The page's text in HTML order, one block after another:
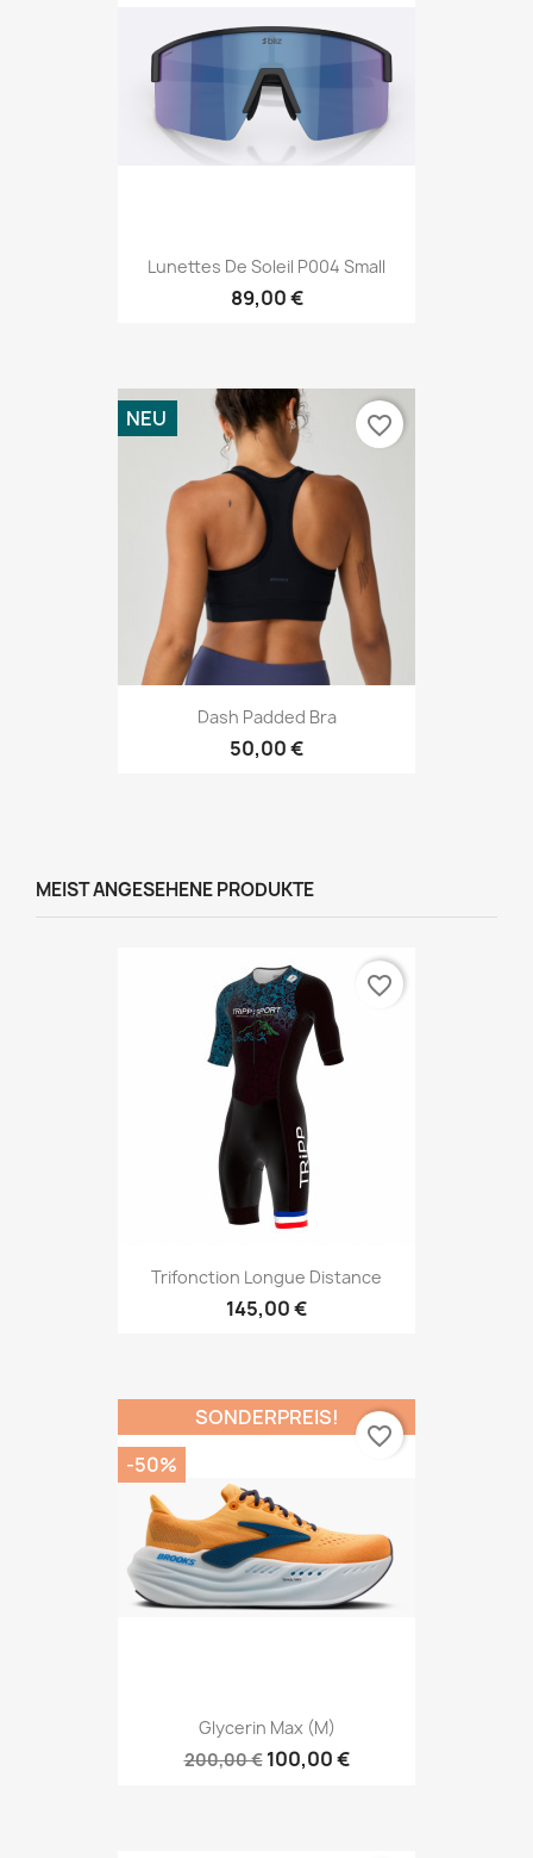
Lunettes De Soleil P004 Small
89,00 €
Dash Padded Bra
50,00 €
NEU favorite_border
MEIST ANGESEHENE PRODUKTE
Trifonction Longue Distance
145,00 €
favorite_border
Glycerin Max (M)
200,00 € 100,00 €
SONDERPREIS!
-50%
favorite_border